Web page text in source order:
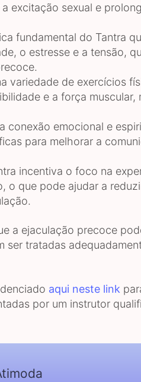
excitação sexual e
fundamental do Tantra
o estresse e a tensão,
variedade de exercícios
e a força muscular,
conexão emocional e
para melhorar a
incentiva o foco na
o que pode ajudar a
a ejaculação precoce
ser tratadas
aqui neste link
por um instrutor